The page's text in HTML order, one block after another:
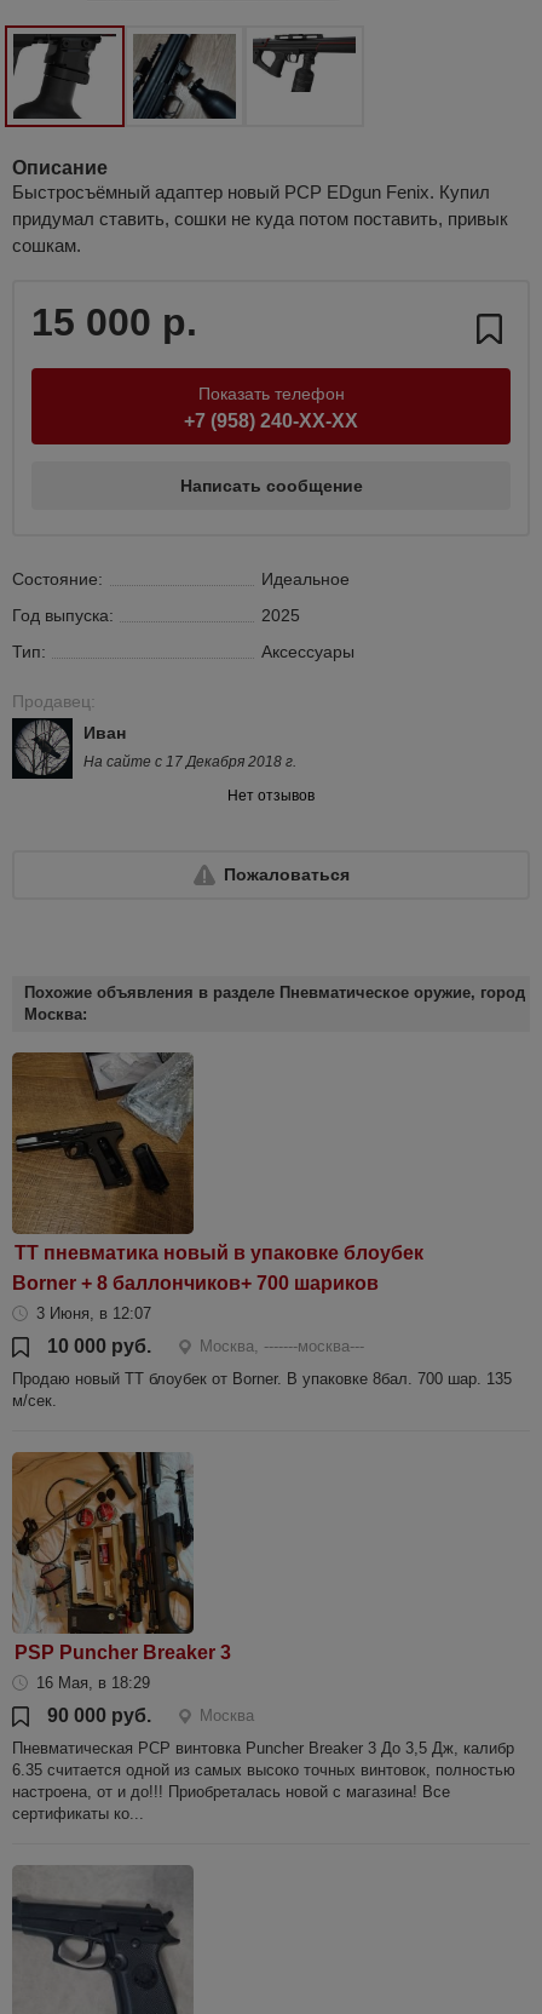
Описание
Быстросъёмный адаптер новый PCP EDgun Fenix. Купил
придумал ставить, сошки не куда потом поставить, привык
сошкам.
15 000 р.
Показать телефон
+7 (958) 240-XX-XX
Написать сообщение
Состояние:
Идеальное
Год выпуска:
2025
Тип:
Аксессуары
Продавец:
Иван
На сайте с 17 Декабря 2018 г.
Нет отзывов
Пожаловаться
Похожие объявления в разделе Пневматическое оружие, город
Москва:
ТТ пневматика новый в упаковке блоубек
Borner + 8 баллончиков+ 700 шариков
3 Июня, в 12:07
10 000 руб.
Москва, -------москва---
Продаю новый ТТ блоубек от Borner. В упаковке 8бал. 700 шар. 135
м/сек.
PSP Puncher Breaker 3
16 Мая, в 18:29
90 000 руб.
Москва
Пневматическая PCP винтовка Puncher Breaker 3 До 3,5 Дж, калибр
6.35 считается одной из самых высоко точных винтовок, полностью
настроена, от и до!!! Приобреталась новой с магазина! Все
сертификаты ко...